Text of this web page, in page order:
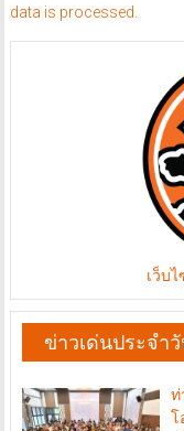
data is processed.
เว็บ
ข่าวเด่นประจำ
ท่
โ